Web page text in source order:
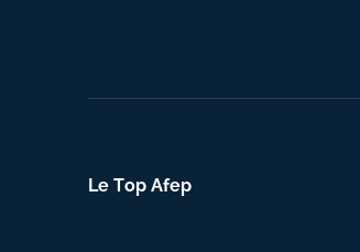
Le Top Afep